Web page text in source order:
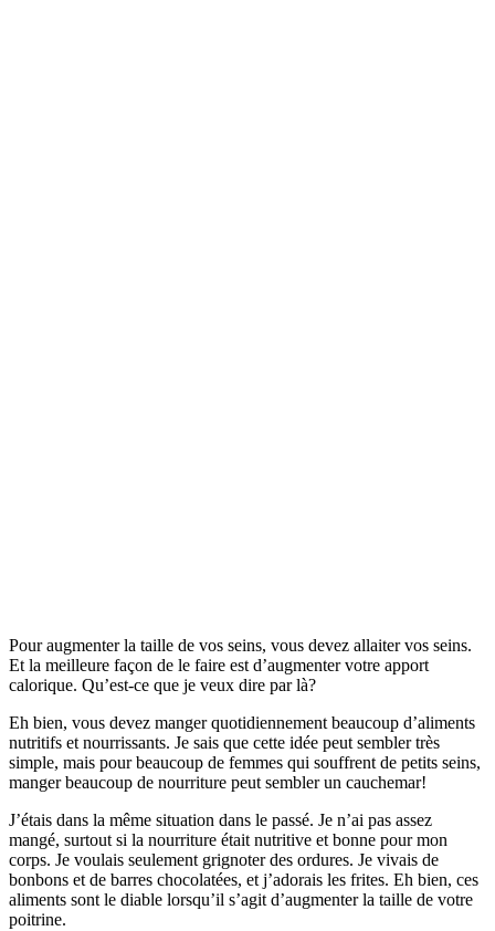
Pour augmenter la taille de vos seins, vous devez allaiter vos seins.
Et la meilleure façon de le faire est d’augmenter votre apport
calorique. Qu’est-ce que je veux dire par là?
Eh bien, vous devez manger quotidiennement beaucoup d’aliments
nutritifs et nourrissants. Je sais que cette idée peut sembler très
simple, mais pour beaucoup de femmes qui souffrent de petits seins,
manger beaucoup de nourriture peut sembler un cauchemar!
J’étais dans la même situation dans le passé. Je n’ai pas assez
mangé, surtout si la nourriture était nutritive et bonne pour mon
corps. Je voulais seulement grignoter des ordures. Je vivais de
bonbons et de barres chocolatées, et j’adorais les frites. Eh bien, ces
aliments sont le diable lorsqu’il s’agit d’augmenter la taille de votre
poitrine.